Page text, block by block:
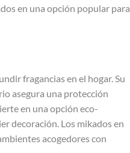
en una opción popular para
fragancias en el hogar. Su
asegura una protección
en una opción eco-
decoración. Los mikados en
acogedores con